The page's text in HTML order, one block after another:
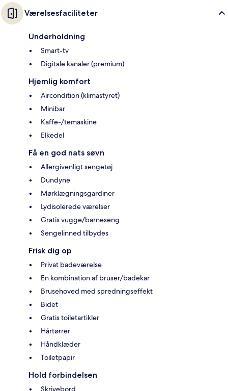
Værelsesfaciliteter
Underholdning
Smart-tv
Digitale kanaler (premium)
Hjemlig komfort
Aircondition (klimastyret)
Minibar
Kaffe-/temaskine
Elkedel
Få en god nats søvn
Allergivenligt sengetøj
Dundyne
Mørklægningsgardiner
Lydisolerede værelser
Gratis vugge/barneseng
Sengelinned tilbydes
Frisk dig op
Privat badeværelse
En kombination af bruser/badekar
Brusehoved med spredningseffekt
Bidet
Gratis toiletartikler
Hårtørrer
Håndklæder
Toiletpapir
Hold forbindelsen
Skrivebord